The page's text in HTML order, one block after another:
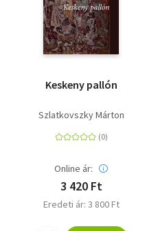
Keskeny pallón
Szlatkovszky Márton
Online ár:
3 420 Ft
Eredeti ár: 3 800 Ft